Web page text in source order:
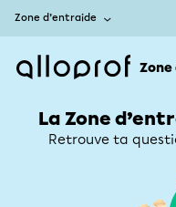
Zone d’entraide
La Zone
Retrouve ta